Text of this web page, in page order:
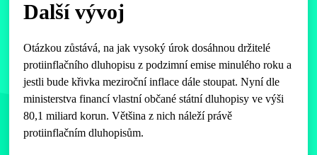
Další vývoj
Otázkou zůstává, na jak vysoký úrok dosáhnou držitelé
protiinflačního dluhopisu z podzimní emise minulého roku a
jestli bude křivka meziroční inflace dále stoupat. Nyní dle
ministerstva financí vlastní občané státní dluhopisy ve výši
80,1 miliard korun. Většina z nich náleží právě
protiinflačním dluhopisům.